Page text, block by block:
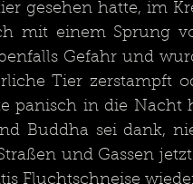
gesehen hatte, im
mit einem Sprung
Gefahr und
Tier zerstampft
panisch in die Nacht
Buddha sei dank,
und Gassen